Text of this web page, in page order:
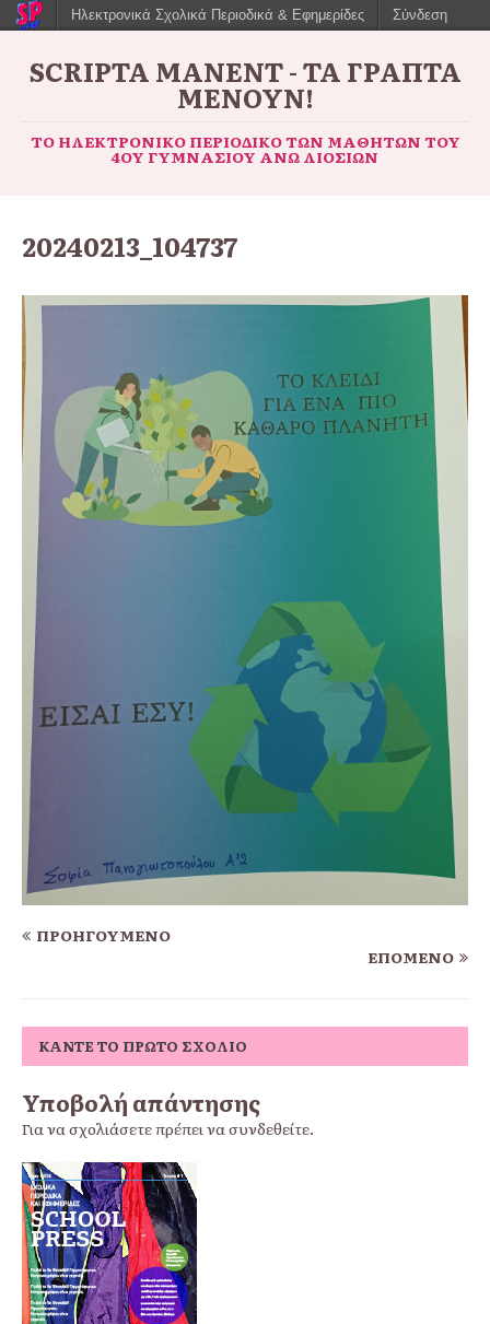
SCRIPTA MANENT - ΤΑ ΓΡΑΠΤΆ
ΜΈΝΟΥΝ!
ΤΟ ΗΛΕΚΤΡΟΝΙΚΌ ΠΕΡΙΟΔΙΚΌ ΤΩΝ ΜΑΘΗΤΏΝ ΤΟΥ
4ΟΥ ΓΥΜΝΑΣΊΟΥ ΆΝΩ ΛΙΟΣΊΩΝ
20240213_104737
ΠΡΟΗΓΟΎΜΕΝΟ
ΕΠΌΜΕΝΟ
ΚΆΝΤΕ ΤΟ ΠΡΏΤΟ ΣΧΌΛΙΟ
Υποβολή απάντησης
Για να σχολιάσετε πρέπει να συνδεθείτε.
Ηλεκτρονικά Σχολικά Περιοδικά & Εφημερίδες Σύνδεση